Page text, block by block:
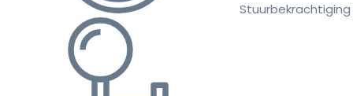
Stuurbekrachtiging